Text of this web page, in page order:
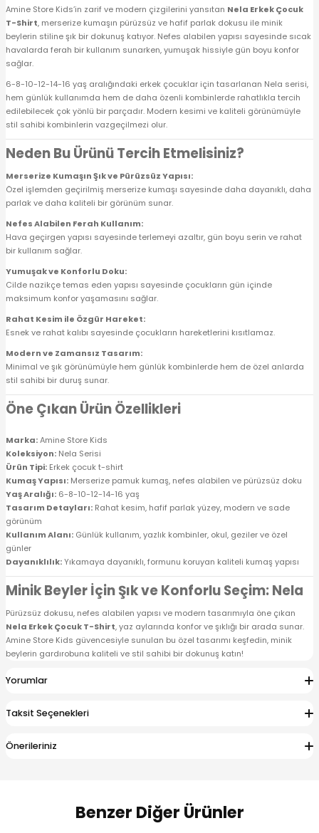
Amine Store Kids’in zarif ve modern çizgilerini yansıtan Nela Erkek Çocuk
T-Shirt, merserize kumaşın pürüzsüz ve hafif parlak dokusu ile minik
beylerin stiline şık bir dokunuş katıyor. Nefes alabilen yapısı sayesinde sıcak
havalarda ferah bir kullanım sunarken, yumuşak hissiyle gün boyu konfor
sağlar.
6-8-10-12-14-16 yaş aralığındaki erkek çocuklar için tasarlanan Nela serisi,
hem günlük kullanımda hem de daha özenli kombinlerde rahatlıkla tercih
edilebilecek çok yönlü bir parçadır. Modern kesimi ve kaliteli görünümüyle
stil sahibi kombinlerin vazgeçilmezi olur.
Neden Bu Ürünü Tercih Etmelisiniz?
Merserize Kumaşın Şık ve Pürüzsüz Yapısı:
Özel işlemden geçirilmiş merserize kumaşı sayesinde daha dayanıklı, daha
parlak ve daha kaliteli bir görünüm sunar.
Nefes Alabilen Ferah Kullanım:
Hava geçirgen yapısı sayesinde terlemeyi azaltır, gün boyu serin ve rahat
bir kullanım sağlar.
Yumuşak ve Konforlu Doku:
Cilde nazikçe temas eden yapısı sayesinde çocukların gün içinde
maksimum konfor yaşamasını sağlar.
Rahat Kesim ile Özgür Hareket:
Esnek ve rahat kalıbı sayesinde çocukların hareketlerini kısıtlamaz.
Modern ve Zamansız Tasarım:
Minimal ve şık görünümüyle hem günlük kombinlerde hem de özel anlarda
stil sahibi bir duruş sunar.
Öne Çıkan Ürün Özellikleri
Marka:Amine Store Kids
Koleksiyon: Nela Serisi
Ürün Tipi: Erkek çocuk t-shirt
Kumaş Yapısı: Merserize pamuk kumaş, nefes alabilen ve pürüzsüz doku
Yaş Aralığı: 6-8-10-12-14-16 yaş
Tasarım Detayları: Rahat kesim, hafif parlak yüzey, modern ve sade
görünüm
Kullanım Alanı: Günlük kullanım, yazlık kombinler, okul, geziler ve özel
günler
Dayanıklılık:Yıkamaya dayanıklı, formunu koruyan kaliteli kumaş yapısı
Minik Beyler İçin Şık ve Konforlu Seçim: Nela
Pürüzsüz dokusu, nefes alabilen yapısı ve modern tasarımıyla öne çıkan
Nela Erkek Çocuk T-Shirt, yaz aylarında konfor ve şıklığı bir arada sunar.
Amine Store Kids güvencesiyle sunulan bu özel tasarımı keşfedin, minik
beylerin gardırobuna kaliteli ve stil sahibi bir dokunuş katın!
Yorumlar
Taksit Seçenekleri
Önerileriniz
Benzer Diğer Ürünler